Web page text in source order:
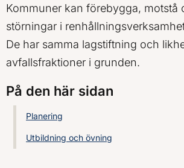
Kommuner kan förebygga, motstå
störningar i
De har samma lagstiftning och
avfallsfraktioner i grunden.
På den här sidan
Planering
Utbildning och övning